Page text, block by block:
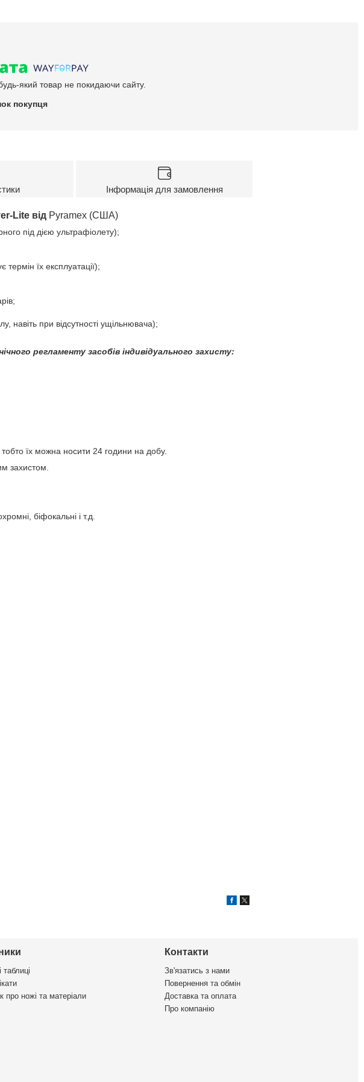
який товар не покидаючи сайту.
покупця
Інформація для замовлення
Lite відPyramex (США)
під дією ультрафіолету);
їх експлуатації);
навіть при відсутності ущільнювача);
регламенту засобів індивідуального захисту:
їх можна носити 24 години на добу.
захистом.
біфокальні і т.д.
таблиці
про ножі та матеріали
Контакти
Зв'язатись з нами
Повернення та обмін
Доставка та оплата
Про компанію